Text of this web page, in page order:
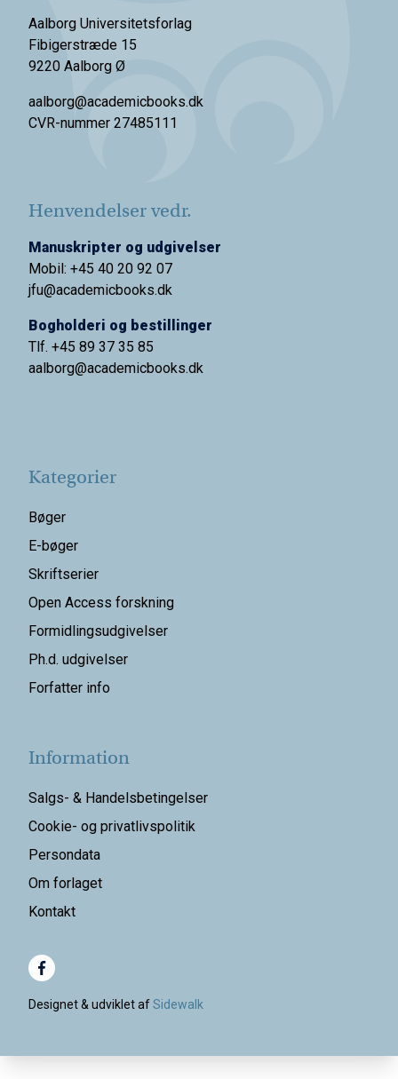
Aalborg Universitetsforlag
Fibigerstræde 15
9220 Aalborg Ø
aalborg@academicbooks.dk
CVR-nummer 27485111
Henvendelser vedr.
Manuskripter og udgivelser
Mobil: +45 40 20 92 07
jfu@academicbooks.dk
Bogholderi og bestillinger
Tlf. +45 89 37 35 85
aalborg@academicbooks.dk
Kategorier
Bøger
E-bøger
Skriftserier
Open Access forskning
Formidlingsudgivelser
Ph.d. udgivelser
Forfatter info
Information
Salgs- & Handelsbetingelser
Cookie- og privatlivspolitik
Persondata
Om forlaget
Kontakt
Designet & udviklet afSidewalk